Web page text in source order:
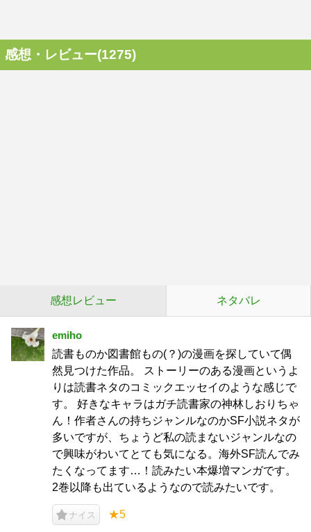
感想・レビュー(1275)
感想レビュー ネタバレ
emiho
読書ものか図書館もの(？)の漫画を探していて偶
然見つけた作品。 ストーリーのある漫画というよ
りは読書ネタのコミックエッセイのような感じで
す。 好きなキャラはガチ読書家の神林しおりちゃ
ん！作者さんの持ちジャンルなのかSF小説ネタが
多いですが、ちょうど私の読まないジャンルなの
で興味がわいてとても気になる。海外SF読んでみ
たくなってます…！読みたい本爆増マンガです。
2巻以降も出ているようなので読みたいです。
ナイス ★5